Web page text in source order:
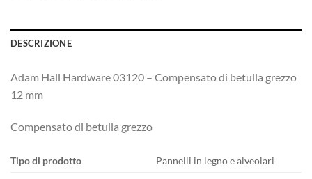
DESCRIZIONE
Adam Hall Hardware 03120 – Compensato di betulla grezzo
12 mm
Compensato di betulla grezzo
Tipo di prodotto
Pannelli in legno e alveolari